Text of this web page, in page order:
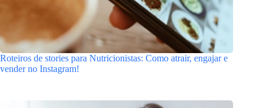
Roteiros de stories para Nutricionistas: Como atrair, engajar e
vender no Instagram!